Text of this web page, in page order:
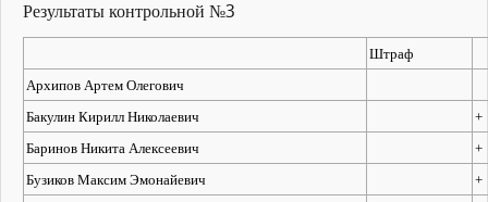
Результаты контрольной №3
Штраф
Архипов Артем Олегович
Бакулин Кирилл Николаевич
+
Баринов Никита Алексеевич
+
Бузиков Максим Эмонайевич
+